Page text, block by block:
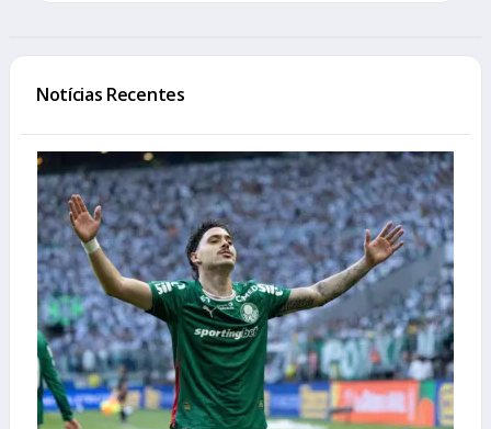
Notícias Recentes